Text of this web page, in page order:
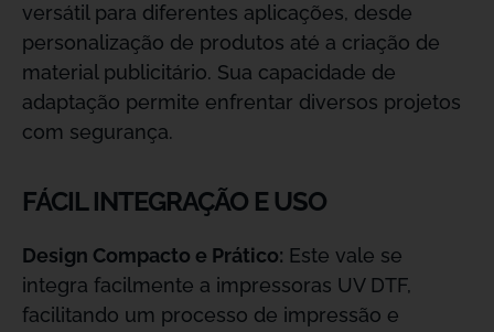
versátil para diferentes aplicações, desde
personalização de produtos até a criação de
material publicitário. Sua capacidade de
adaptação permite enfrentar diversos projetos
com segurança.
FÁCIL INTEGRAÇÃO E USO
Design Compacto e Prático: Este vale se
integra facilmente a impressoras UV DTF,
facilitando um processo de impressão e